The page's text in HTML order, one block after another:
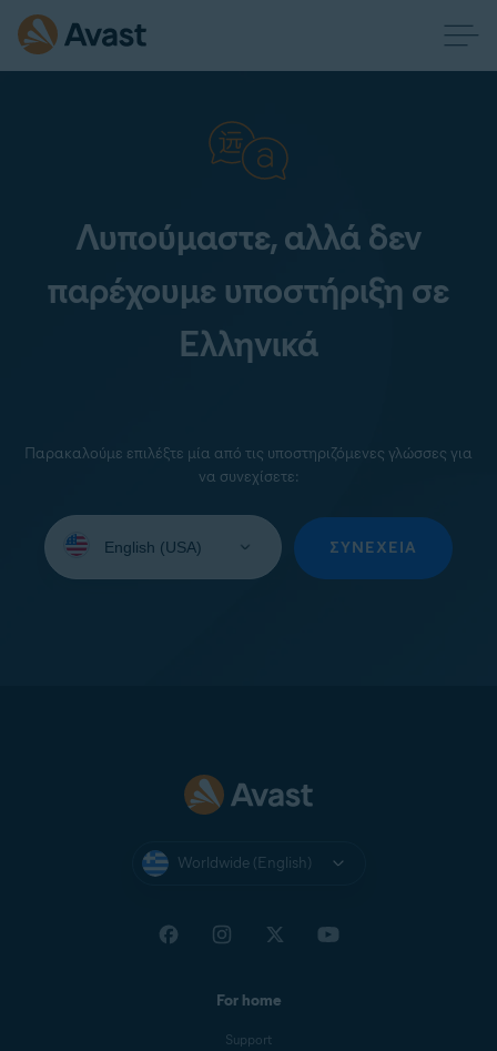
Λυπούμαστε, αλλά δεν
παρέχουμε υποστήριξη σε
Ελληνικά
Παρακαλούμε επιλέξτε μία από τις υποστηριζόμενες γλώσσες για
να συνεχίσετε:
your
ΣΥΝΈΧΕΙΑ
Worldwide (English)
For home
Support